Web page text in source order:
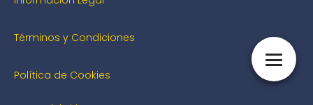
Términos y Condiciones
Política de Cookies